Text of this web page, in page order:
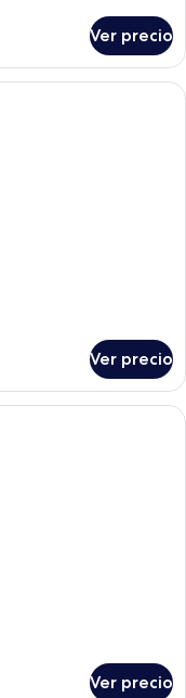
Ver precio
con cama, un
Ver precio
con cama, ventana
Ver precio